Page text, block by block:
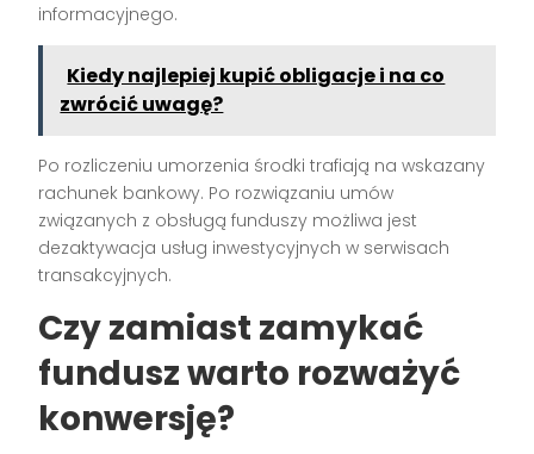
informacyjnego.
Kiedy najlepiej kupić obligacje i na co
zwrócić uwagę?
Po rozliczeniu umorzenia środki trafiają na wskazany
rachunek bankowy. Po rozwiązaniu umów
związanych z obsługą funduszy możliwa jest
dezaktywacja usług inwestycyjnych w serwisach
transakcyjnych.
Czy zamiast zamykać
fundusz warto rozważyć
konwersję?